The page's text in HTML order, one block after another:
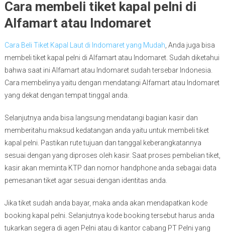
Cara membeli tiket kapal pelni di
Alfamart atau Indomaret
Cara Beli Tiket Kapal Laut di Indomaret yang Mudah, Anda juga bisa
membeli tiket kapal pelni di Alfamart atau Indomaret. Sudah diketahui
bahwa saat ini Alfamart atau Indomaret sudah tersebar Indonesia.
Cara membelinya yaitu dengan mendatangi Alfamart atau Indomaret
yang dekat dengan tempat tinggal anda.
Selanjutnya anda bisa langsung mendatangi bagian kasir dan
memberitahu maksud kedatangan anda yaitu untuk membeli tiket
kapal pelni. Pastikan rute tujuan dan tanggal keberangkatannya
sesuai dengan yang diproses oleh kasir. Saat proses pembelian tiket,
kasir akan meminta KTP dan nomor handphone anda sebagai data
pemesanan tiket agar sesuai dengan identitas anda.
Jika tiket sudah anda bayar, maka anda akan mendapatkan kode
booking kapal pelni. Selanjutnya kode booking tersebut harus anda
tukarkan segera di agen Pelni atau di kantor cabang PT Pelni yang